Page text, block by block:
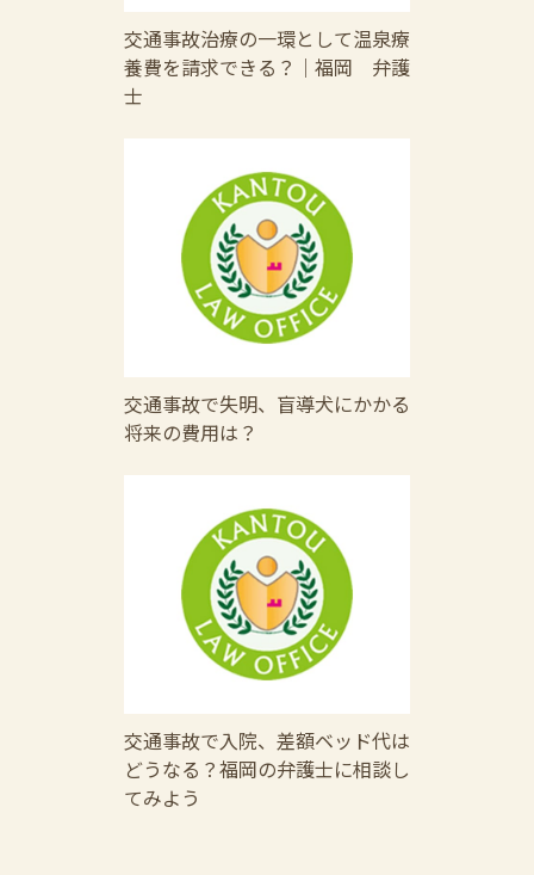
交通事故治療の一環として温泉療
養費を請求できる？│福岡 弁護
士
交通事故で失明、盲導犬にかかる
将来の費用は？
交通事故で入院、差額ベッド代は
どうなる？福岡の弁護士に相談し
てみよう